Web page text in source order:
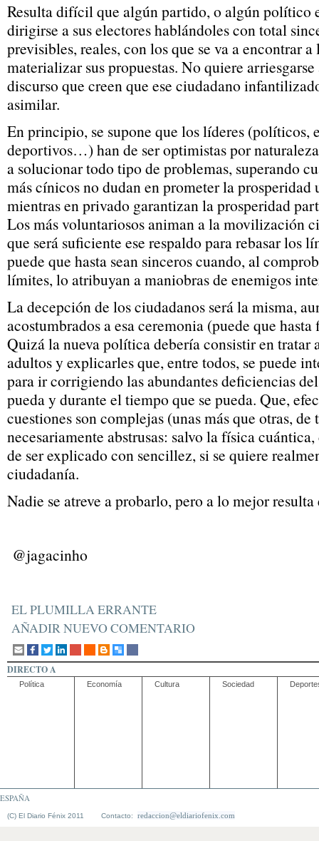
Resulta difícil que algún partido, o algún político
dirigirse a sus electores hablándoles con total
previsibles, reales, con los que se va a encontrar
materializar sus propuestas. No quiere
discurso que creen que ese ciudadano
asimilar.
En principio, se supone que los líderes (políticos,
deportivos…) han de ser optimistas por
a solucionar todo tipo de problemas, superando
más cínicos no dudan en prometer la
mientras en privado garantizan la prosperidad
Los más voluntariosos animan a la movilización
que será suficiente ese respaldo para rebasar los
puede que hasta sean sinceros cuando, al
límites, lo atribuyan a maniobras de enemigos
La decepción de los ciudadanos será la misma,
acostumbrados a esa ceremonia (puede que
Quizá la nueva política debería consistir en tratar
adultos y explicarles que, entre todos, se puede
para ir corrigiendo las abundantes deficiencias
pueda y durante el tiempo que se pueda. Que,
cuestiones son complejas (unas más que otras,
necesariamente abstrusas: salvo la física
de ser explicado con sencillez, si se quiere
ciudadanía.
Nadie se atreve a probarlo, pero a lo mejor
@jagacinho
EL PLUMILLA ERRANTE
AÑADIR NUEVO COMENTARIO
DIRECTO A
Política Economía Cultura Sociedad
ESPAÑA
(C) El Diario Fénix 2011 Contacto: redaccion@eldiariofenix.com